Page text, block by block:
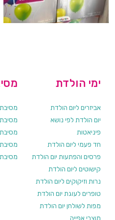
מסיבת
מסיבת
מסיבת
מסיבת
מסיבת
ימי הולדת
אביזרים ליום הולדת
יום הולדת לפי נושא
פיניאטות
חד פעמי ליום הולדת
פרסים והפתעות יום הולדת
קישוטים ליום הולדת
נרות וזיקוקים ליום הולדת
טופרים לעוגת יום הולדת
מפות לשולחן יום הולדת